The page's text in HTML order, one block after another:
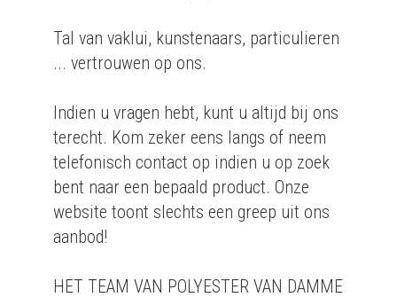
Tal van vaklui, kunstenaars, particulieren
... vertrouwen op ons.
Indien u vragen hebt, kunt u altijd bij ons
terecht. Kom zeker eens langs of neem
telefonisch contact op indien u op zoek
bent naar een bepaald product. Onze
website toont slechts een greep uit ons
aanbod!
HET TEAM VAN POLYESTER VAN DAMME